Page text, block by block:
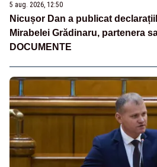
5 aug. 2026, 12:50
Nicușor Dan a publicat
Mirabelei Grădinaru, partenera
DOCUMENTE